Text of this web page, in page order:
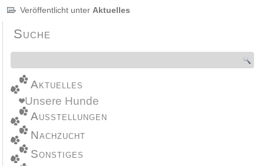
Veröffentlicht unter Aktuelles
Suche
Aktuelles
Unsere Hunde
Ausstellungen
Nachzucht
Sonstiges